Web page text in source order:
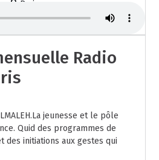
Paris
Radio
jeunesse et le pôle
Quid des programmes de
des initiations aux gestes qui